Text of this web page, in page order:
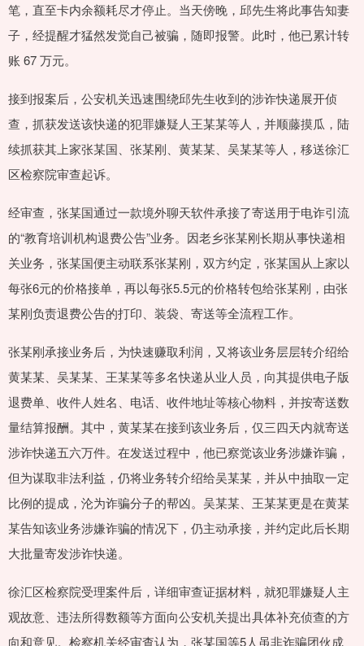
笔，直至卡内余额耗尽才停止。当天傍晚，邱先生将此事告知妻
子，经提醒才猛然发觉自己被骗，随即报警。此时，他已累计转
账 67 万元。
接到报案后，公安机关迅速围绕邱先生收到的涉诈快递展开侦
查，抓获发送该快递的犯罪嫌疑人王某某等人，并顺藤摸瓜，陆
续抓获其上家张某国、张某刚、黄某某、吴某某等人，移送徐汇
区检察院审查起诉。
经审查，张某国通过一款境外聊天软件承接了寄送用于电诈引流
的“教育培训机构退费公告”业务。因老乡张某刚长期从事快递相
关业务，张某国便主动联系张某刚，双方约定，张某国从上家以
每张6元的价格接单，再以每张5.5元的价格转包给张某刚，由张
某刚负责退费公告的打印、装袋、寄送等全流程工作。
张某刚承接业务后，为快速赚取利润，又将该业务层层转介绍给
黄某某、吴某某、王某某等多名快递从业人员，向其提供电子版
退费单、收件人姓名、电话、收件地址等核心物料，并按寄送数
量结算报酬。其中，黄某某在接到该业务后，仅三四天内就寄送
涉诈快递五六万件。在发送过程中，他已察觉该业务涉嫌诈骗，
但为谋取非法利益，仍将业务转介绍给吴某某，并从中抽取一定
比例的提成，沦为诈骗分子的帮凶。吴某某、王某某更是在黄某
某告知该业务涉嫌诈骗的情况下，仍主动承接，并约定此后长期
大批量寄发涉诈快递。
徐汇区检察院受理案件后，详细审查证据材料，就犯罪嫌疑人主
观故意、违法所得数额等方面向公安机关提出具体补充侦查的方
向和意见。检察机关经审查认为，张某国等5人虽非诈骗团伙成